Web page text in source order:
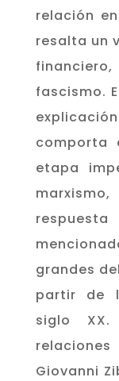
relación
resalta un
fascismo.
comporta
etapa
grandes
partir de
siglo
Giovanni